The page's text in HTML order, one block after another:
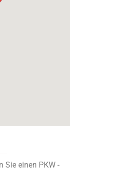
Sie einen PKW -